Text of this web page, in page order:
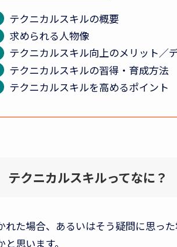
テクニカルスキルの概要
求められる人物像
テクニカルスキル向上のメリット／
テクニカルスキルの習得・育成方法
テクニカルスキルを高めるポイント
テクニカルスキルってなに？
れた場合、あるいはそう疑問に思った
思います。